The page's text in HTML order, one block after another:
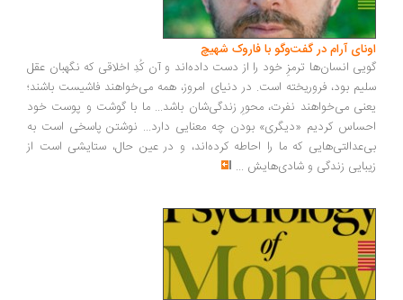
اونای آرام در گفت‌وگو با فاروک شهیچ‭
گویی انسان‌ها ترمزِ خود را از دست داده‌اند و آن کُدِ اخلاقی که نگهبان عقل
سلیم بود، فروریخته است. در دنیای امروز، همه می‌خواهند فاشیست باشند؛
یعنی می‌خواهند نفرت، محورِ زندگی‌شان باشد... ما با گوشت و پوست خود
احساس کردیم «دیگری» بودن چه معنایی دارد... نوشتن پاسخی است به
بی‌عدالتی‌هایی که ما را احاطه کرده‌اند، و در عین حال، ستایشی است از
زیبایی زندگی و شادی‌هایش ...